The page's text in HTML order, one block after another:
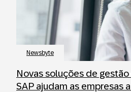
Newsbyte
Novas soluções de
SAP ajudam as empresas